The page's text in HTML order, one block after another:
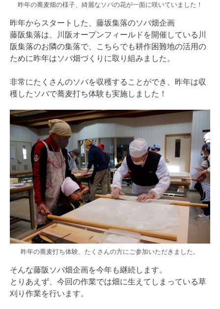
昨年の蕎麦畑の様子、綺麗なソバの花が一面に咲いていました！
昨年からスタートした、藤坂集落のソバ畑企画
藤阪集落は、川阪オープンフィールドを開催している川
阪集落のお隣の集落で、こちらでも耕作困難地の活用の
ために昨年はソバ畑づくりに取り組みました。
非常にたくさんのソバを収穫することができ、昨年は収
穫したソバで蕎麦打ち体験も実施しました！
昨年の蕎麦打ち体験、たくさんの方にご参加いただきました。
そんな藤阪ソバ畑企画を今年も継続します。
とりあえず、今回の作業では畑に生えてしまっている草
刈り作業を行います。